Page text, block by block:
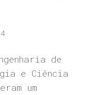
de
e Ciência
um